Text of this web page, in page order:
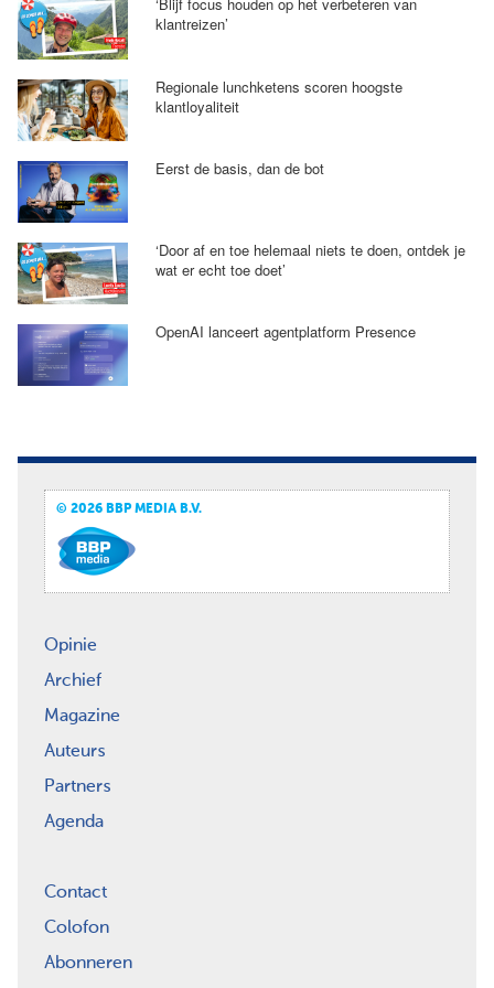
‘Blijf focus houden op het verbeteren van
klantreizen’
Regionale lunchketens scoren hoogste
klantloyaliteit
Eerst de basis, dan de bot
‘Door af en toe helemaal niets te doen, ontdek je
wat er echt toe doet’
OpenAI lanceert agentplatform Presence
© 2026 BBP MEDIA B.V.
Opinie
Archief
Magazine
Auteurs
Partners
Agenda
Contact
Colofon
Abonneren